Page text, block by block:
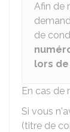
Afin de
de
lors
En cas de
Si vous
(titre de